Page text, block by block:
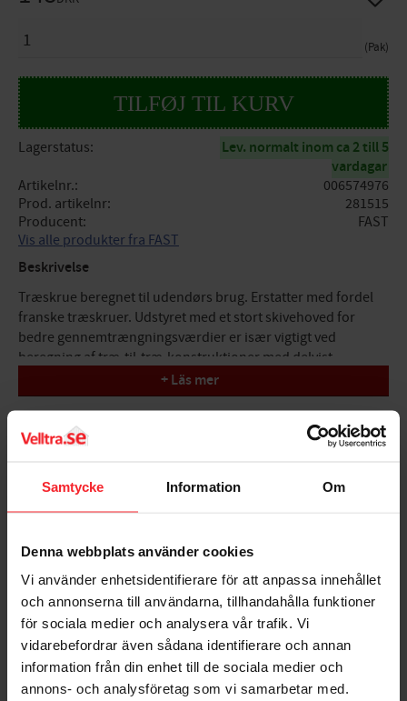
Samtycke Information Om
Denna webbplats använder cookies
Vi använder enhetsidentifierare för att anpassa innehållet
och annonserna till användarna, tillhandahålla funktioner
för sociala medier och analysera vår trafik. Vi
vidarebefordrar även sådana identifierare och annan
information från din enhet till de sociala medier och
annons- och analysföretag som vi samarbetar med.
Pak
Lagerstatus
Lev. normalt inom ca 2 till 5
vardagar
Artikelnr.
006574976
Prod. artikelnr
281515
Producent
FAST
Vis alle produkter fra FAST
Beskrivelse
Træskrue beregnet til udendørs brug. Erstatter med fordel
franske træskruer. Udstyret med et stort skivehoved for
bedre gennemtrængningsværdier er især vigtigt ved
beregning af træ-til-træ-konstruktioner med delvist
gevindskårne skruer. Skruen har en fræserspids,
stammeskærer på alle skruer med en længde >50 mm. Bits:
TX. Mål henholdsvis 8,0x40 og 8x50 er særligt velegnede til
brug sammen med stangholdere og jordankre. d = delvist
0044/07.
+ Läs mer
Bedømmelser
Bliv den første, der giver en bedømmelse.